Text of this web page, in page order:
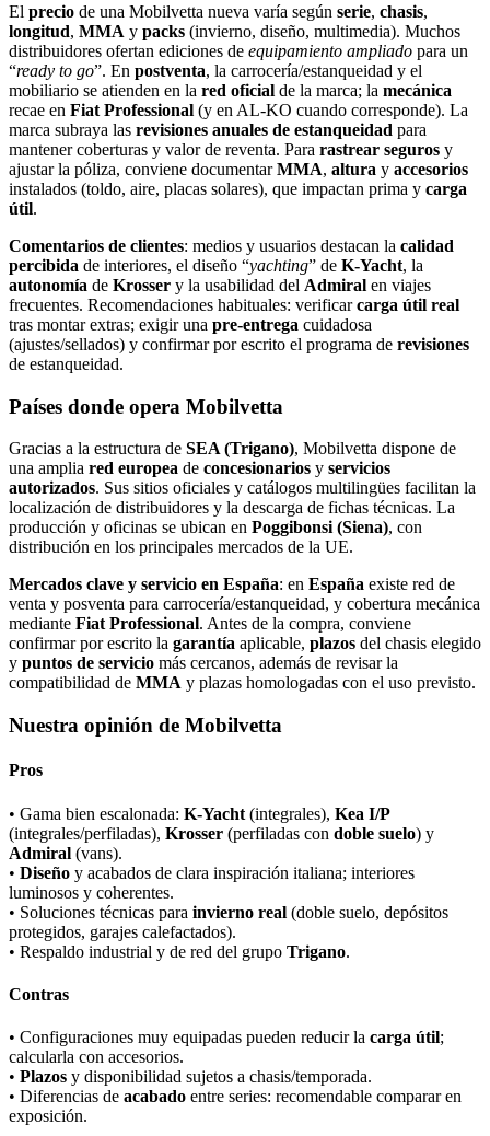
El precio de una Mobilvetta nueva varía según serie, chasis,
longitud, MMA y packs (invierno, diseño, multimedia). Muchos
distribuidores ofertan ediciones de equipamiento ampliado para un
“ready to go”. En postventa, la carrocería/estanqueidad y el
mobiliario se atienden en la red oficial de la marca; la mecánica
recae en Fiat Professional (y en AL‑KO cuando corresponde). La
marca subraya las revisiones anuales de estanqueidad para
mantener coberturas y valor de reventa. Para rastrear seguros y
ajustar la póliza, conviene documentarMMA, altura y accesorios
instalados (toldo, aire, placas solares), que impactan prima y carga
útil.
Comentarios de clientes: medios y usuarios destacan la calidad
percibida de interiores, el diseño “yachting” de K‑Yacht, la
autonomía de Krosser y la usabilidad del Admiral en viajes
frecuentes. Recomendaciones habituales: verificarcarga útil real
tras montar extras; exigir una pre‑entrega cuidadosa
(ajustes/sellados) y confirmar por escrito el programa de revisiones
de estanqueidad.
Países donde opera Mobilvetta
Gracias a la estructura de SEA (Trigano), Mobilvetta dispone de
una amplia red europea de concesionarios y servicios
autorizados. Sus sitios oficiales y catálogos multilingües facilitan la
localización de distribuidores y la descarga de fichas técnicas. La
producción y oficinas se ubican en Poggibonsi (Siena), con
distribución en los principales mercados de la UE.
Mercados clave y servicio en España: en España existe red de
venta y posventa para carrocería/estanqueidad, y cobertura mecánica
mediante Fiat Professional. Antes de la compra, conviene
confirmar por escrito la garantía aplicable, plazos del chasis elegido
y puntos de servicio más cercanos, además de revisar la
compatibilidad de MMA y plazas homologadas con el uso previsto.
Nuestra opinión de Mobilvetta
Pros
• Gama bien escalonada: K‑Yacht (integrales), Kea I/P
(integrales/perfiladas), Krosser (perfiladas con doble suelo) y
Admiral (vans).
• Diseño y acabados de clara inspiración italiana; interiores
luminosos y coherentes.
• Soluciones técnicas para invierno real (doble suelo, depósitos
protegidos, garajes calefactados).
• Respaldo industrial y de red del grupo Trigano.
Contras
• Configuraciones muy equipadas pueden reducir la carga útil;
calcularla con accesorios.
• Plazos y disponibilidad sujetos a chasis/temporada.
• Diferencias de acabado entre series: recomendable comparar en
exposición.